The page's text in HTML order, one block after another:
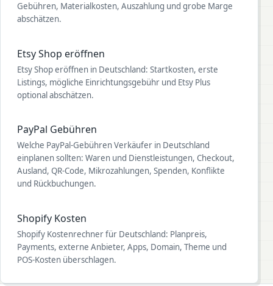
Gebühren, Materialkosten, Auszahlung und grobe Marge
abschätzen.
Etsy Shop eröffnen
Etsy Shop eröffnen in Deutschland: Startkosten, erste
Listings, mögliche Einrichtungsgebühr und Etsy Plus
optional abschätzen.
PayPal Gebühren
Welche PayPal-Gebühren Verkäufer in Deutschland
einplanen sollten: Waren und Dienstleistungen, Checkout,
Ausland, QR-Code, Mikrozahlungen, Spenden, Konflikte
und Rückbuchungen.
Shopify Kosten
Shopify Kostenrechner für Deutschland: Planpreis,
Payments, externe Anbieter, Apps, Domain, Theme und
POS-Kosten überschlagen.